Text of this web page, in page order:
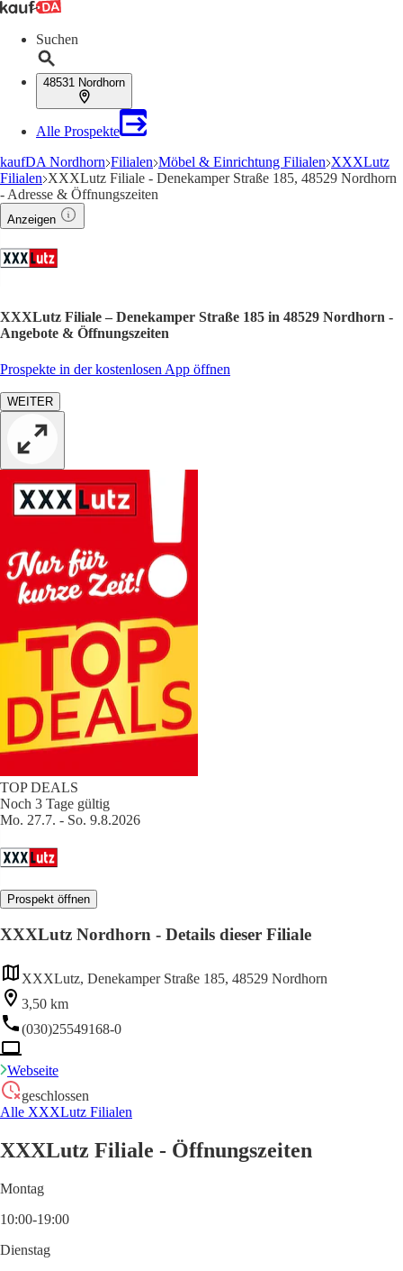
Suchen
48531 Nordhorn
Alle Prospekte
kaufDA Nordhorn Filialen Möbel & Einrichtung Filialen XXXLutz
Filialen XXXLutz Filiale - Denekamper Straße 185, 48529 Nordhorn
- Adresse & Öffnungszeiten
Anzeigen
XXXLutz Filiale – Denekamper Straße 185 in 48529 Nordhorn -
Angebote & Öffnungszeiten
Prospekte in der kostenlosen App öffnen
WEITER
TOP DEALS
Noch 3 Tage gültig
Mo. 27.7. - So. 9.8.2026
Prospekt öffnen
XXXLutz Nordhorn - Details dieser Filiale
XXXLutz, Denekamper Straße 185, 48529 Nordhorn
3,50 km
(030)25549168-0
Webseite
geschlossen
Alle XXXLutz Filialen
XXXLutz Filiale - Öffnungszeiten
Montag
10:00-19:00
Dienstag